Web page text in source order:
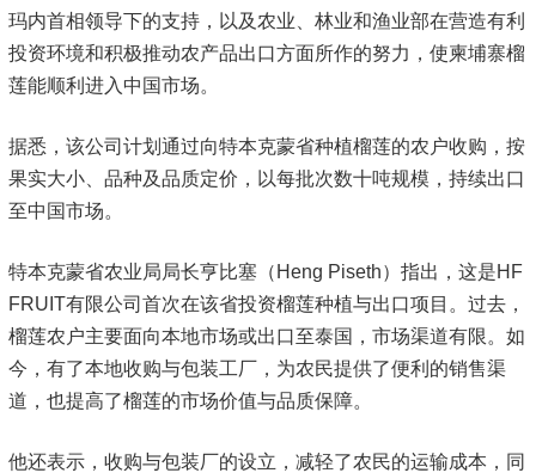
玛内首相领导下的支持，以及农业、林业和渔业部在营造有利
投资环境和积极推动农产品出口方面所作的努力，使柬埔寨榴
莲能顺利进入中国市场。
据悉，该公司计划通过向特本克蒙省种植榴莲的农户收购，按
果实大小、品种及品质定价，以每批次数十吨规模，持续出口
至中国市场。
特本克蒙省农业局局长亨比塞（Heng Piseth）指出，这是HF
FRUIT有限公司首次在该省投资榴莲种植与出口项目。过去，
榴莲农户主要面向本地市场或出口至泰国，市场渠道有限。如
今，有了本地收购与包装工厂，为农民提供了便利的销售渠
道，也提高了榴莲的市场价值与品质保障。
他还表示，收购与包装厂的设立，减轻了农民的运输成本，同